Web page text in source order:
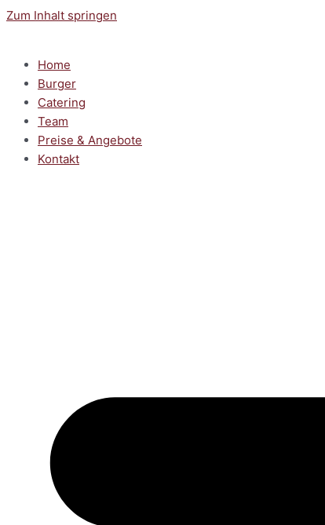
Zum Inhalt springen
Home
Burger
Catering
Team
Preise & Angebote
Kontakt